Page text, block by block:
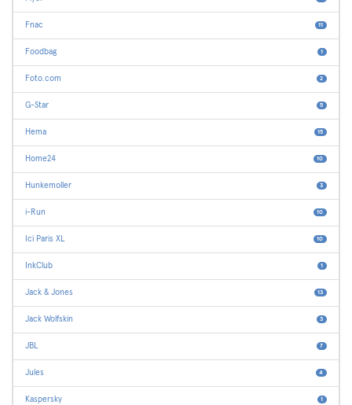
Fnac 11
Foodbag 1
Foto.com 2
G-Star 5
Hema 15
Home24 10
Hunkemoller 3
i-Run 10
Ici Paris XL 10
InkClub 1
Jack & Jones 13
Jack Wolfskin 3
JBL 7
Jules 4
Kaspersky 1